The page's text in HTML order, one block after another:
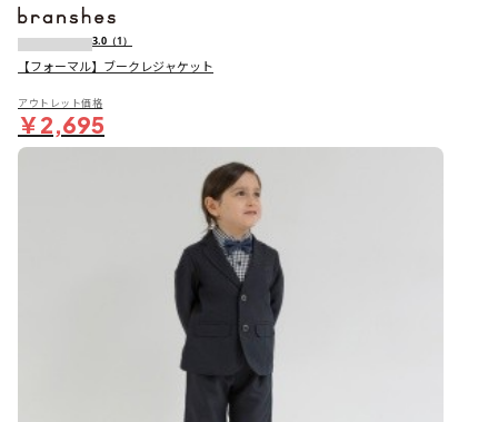
3.0 （1）
【フォーマル】ブークレジャケット
アウトレット価格
￥2,695